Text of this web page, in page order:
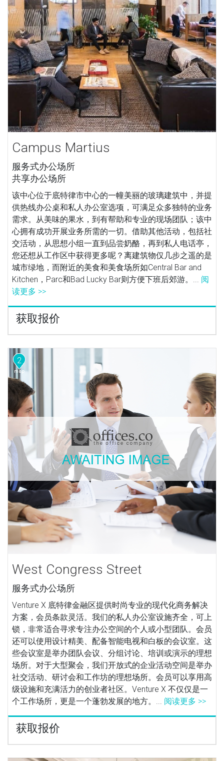
Campus Martius
服务式办公场所
共享办公场所
该中心位于底特律市中心的一幢美丽的玻璃建筑中，并提
供热线办公桌和私人办公室选项，可满足众多独特的业务
需求。从美味的果水，到有帮助和专业的现场团队；该中
心拥有成功开展业务所需的一切。借助其他活动，包括社
交活动，从思想小组一直到品尝奶酪，再到私人电话亭，
您还想从工作区中获得更多呢？离建筑物仅几步之遥的是
城市绿地，而附近的美食和美食场所如Central Bar and
Kitchen，Parc和Bad Lucky Bar则方便下班后郊游。... 阅
读更多 >>
获取报价
2
West Congress Street
服务式办公场所
Venture X 底特律金融区提供时尚专业的现代化商务解决
方案，会员条款灵活。我们的私人办公室设施齐全，可上
锁，非常适合寻求专注办公空间的个人或小型团队。会员
还可以使用设计精美、配备智能电视和白板的会议室。这
些会议室是举办团队会议、分组讨论、培训或演示的理想
场所。对于大型聚会，我们开放式的企业活动空间是举办
社交活动、研讨会和工作坊的理想场所。会员可以享用高
级设施和充满活力的创业者社区。Venture X 不仅仅是一
个工作场所，更是一个蓬勃发展的地方。... 阅读更多 >>
获取报价